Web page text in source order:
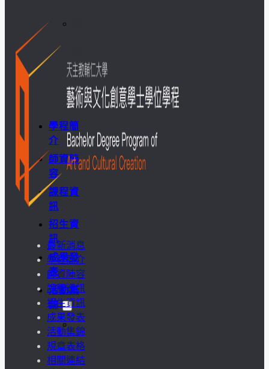
學
金
學程簡
介
師資陣
容
課程資
訊
招生資
訊
成果發
表
活動集
錦
大
學
最新消息
學程簡介
師資陣容
課程資訊
招生資訊
成果發表
活動集錦
規章表格
相關連結